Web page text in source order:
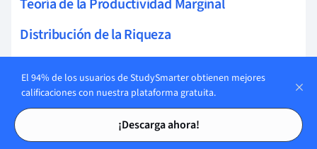
Tarjetas de estudio
Tarjetas de estudio
Teoría de la Productividad Marginal
Distribución de la Riqueza
Desregulación de mercados
Regulación de mercados
El 94% de los usuarios de StudySmarter obtienen mejores
calificaciones con nuestra plataforma gratuita.
¡Descarga ahora!